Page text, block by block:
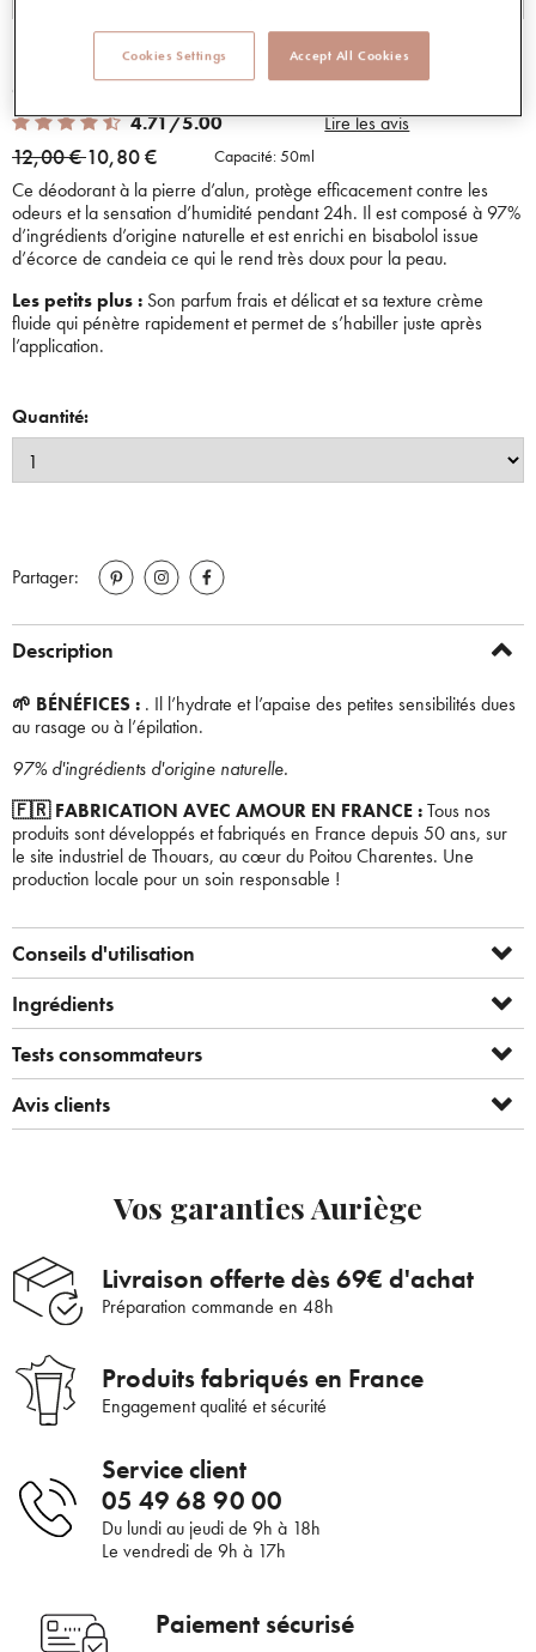
Supprimer le produit ?
Voulez-vous vraiment supprimer le produit suivant du
panier ?
ANNULER
DEODORANT
97823
4.71 out of 5 Customer Rating
4.71/5.00 Lire les avis
Price reduced from
12,00 €to
10,80 € Capacité:50ml
Ce déodorant à la pierre d’alun, protège efficacement contre les
odeurs et la sensation d’humidité pendant 24h. Il est composé à 97%
d’ingrédients d’origine naturelle et est enrichi en bisabolol issue
d’écorce de candeia ce qui le rend très doux pour la peau.
Les petits plus : Son parfum frais et délicat et sa texture crème
fluide qui pénètre rapidement et permet de s’habiller juste après
l’application.
Quantité:
Partager:
Description
🌱 BÉNÉFICES : . Il l’hydrate et l’apaise des petites sensibilités dues
au rasage ou à l’épilation.
97% d'ingrédients d'origine naturelle.
🇫🇷 FABRICATION AVEC AMOUR EN FRANCE :Tous nos
produits sont développés et fabriqués en France depuis 50 ans, sur
le site industriel de Thouars, au cœur du Poitou Charentes. Une
production locale pour un soin responsable !
Conseils d'utilisation
Ingrédients
Tests consommateurs
Avis clients
Vos garanties Auriège
Livraison offerte dès 69€ d'achat
Préparation commande en 48h
Produits fabriqués en France
Engagement qualité et sécurité
Service client
05 49 68 90 00
Du lundi au jeudi de 9h à 18h
Le vendredi de 9h à 17h
Paiement sécurisé
Bienvenue !
nouveautés ou promotions en cours et
bénéficier de nos conseils de saison, inscrivez-
vous à notre Newsletter.
Accept All Cookies
Cookies Settings